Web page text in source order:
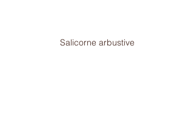
Salicorne arbustive